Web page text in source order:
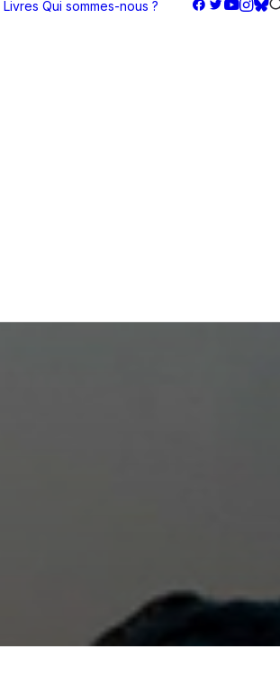
Livres Qui sommes-nous ?